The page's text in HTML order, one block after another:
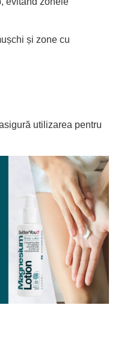
și zone cu
utilizarea pentru